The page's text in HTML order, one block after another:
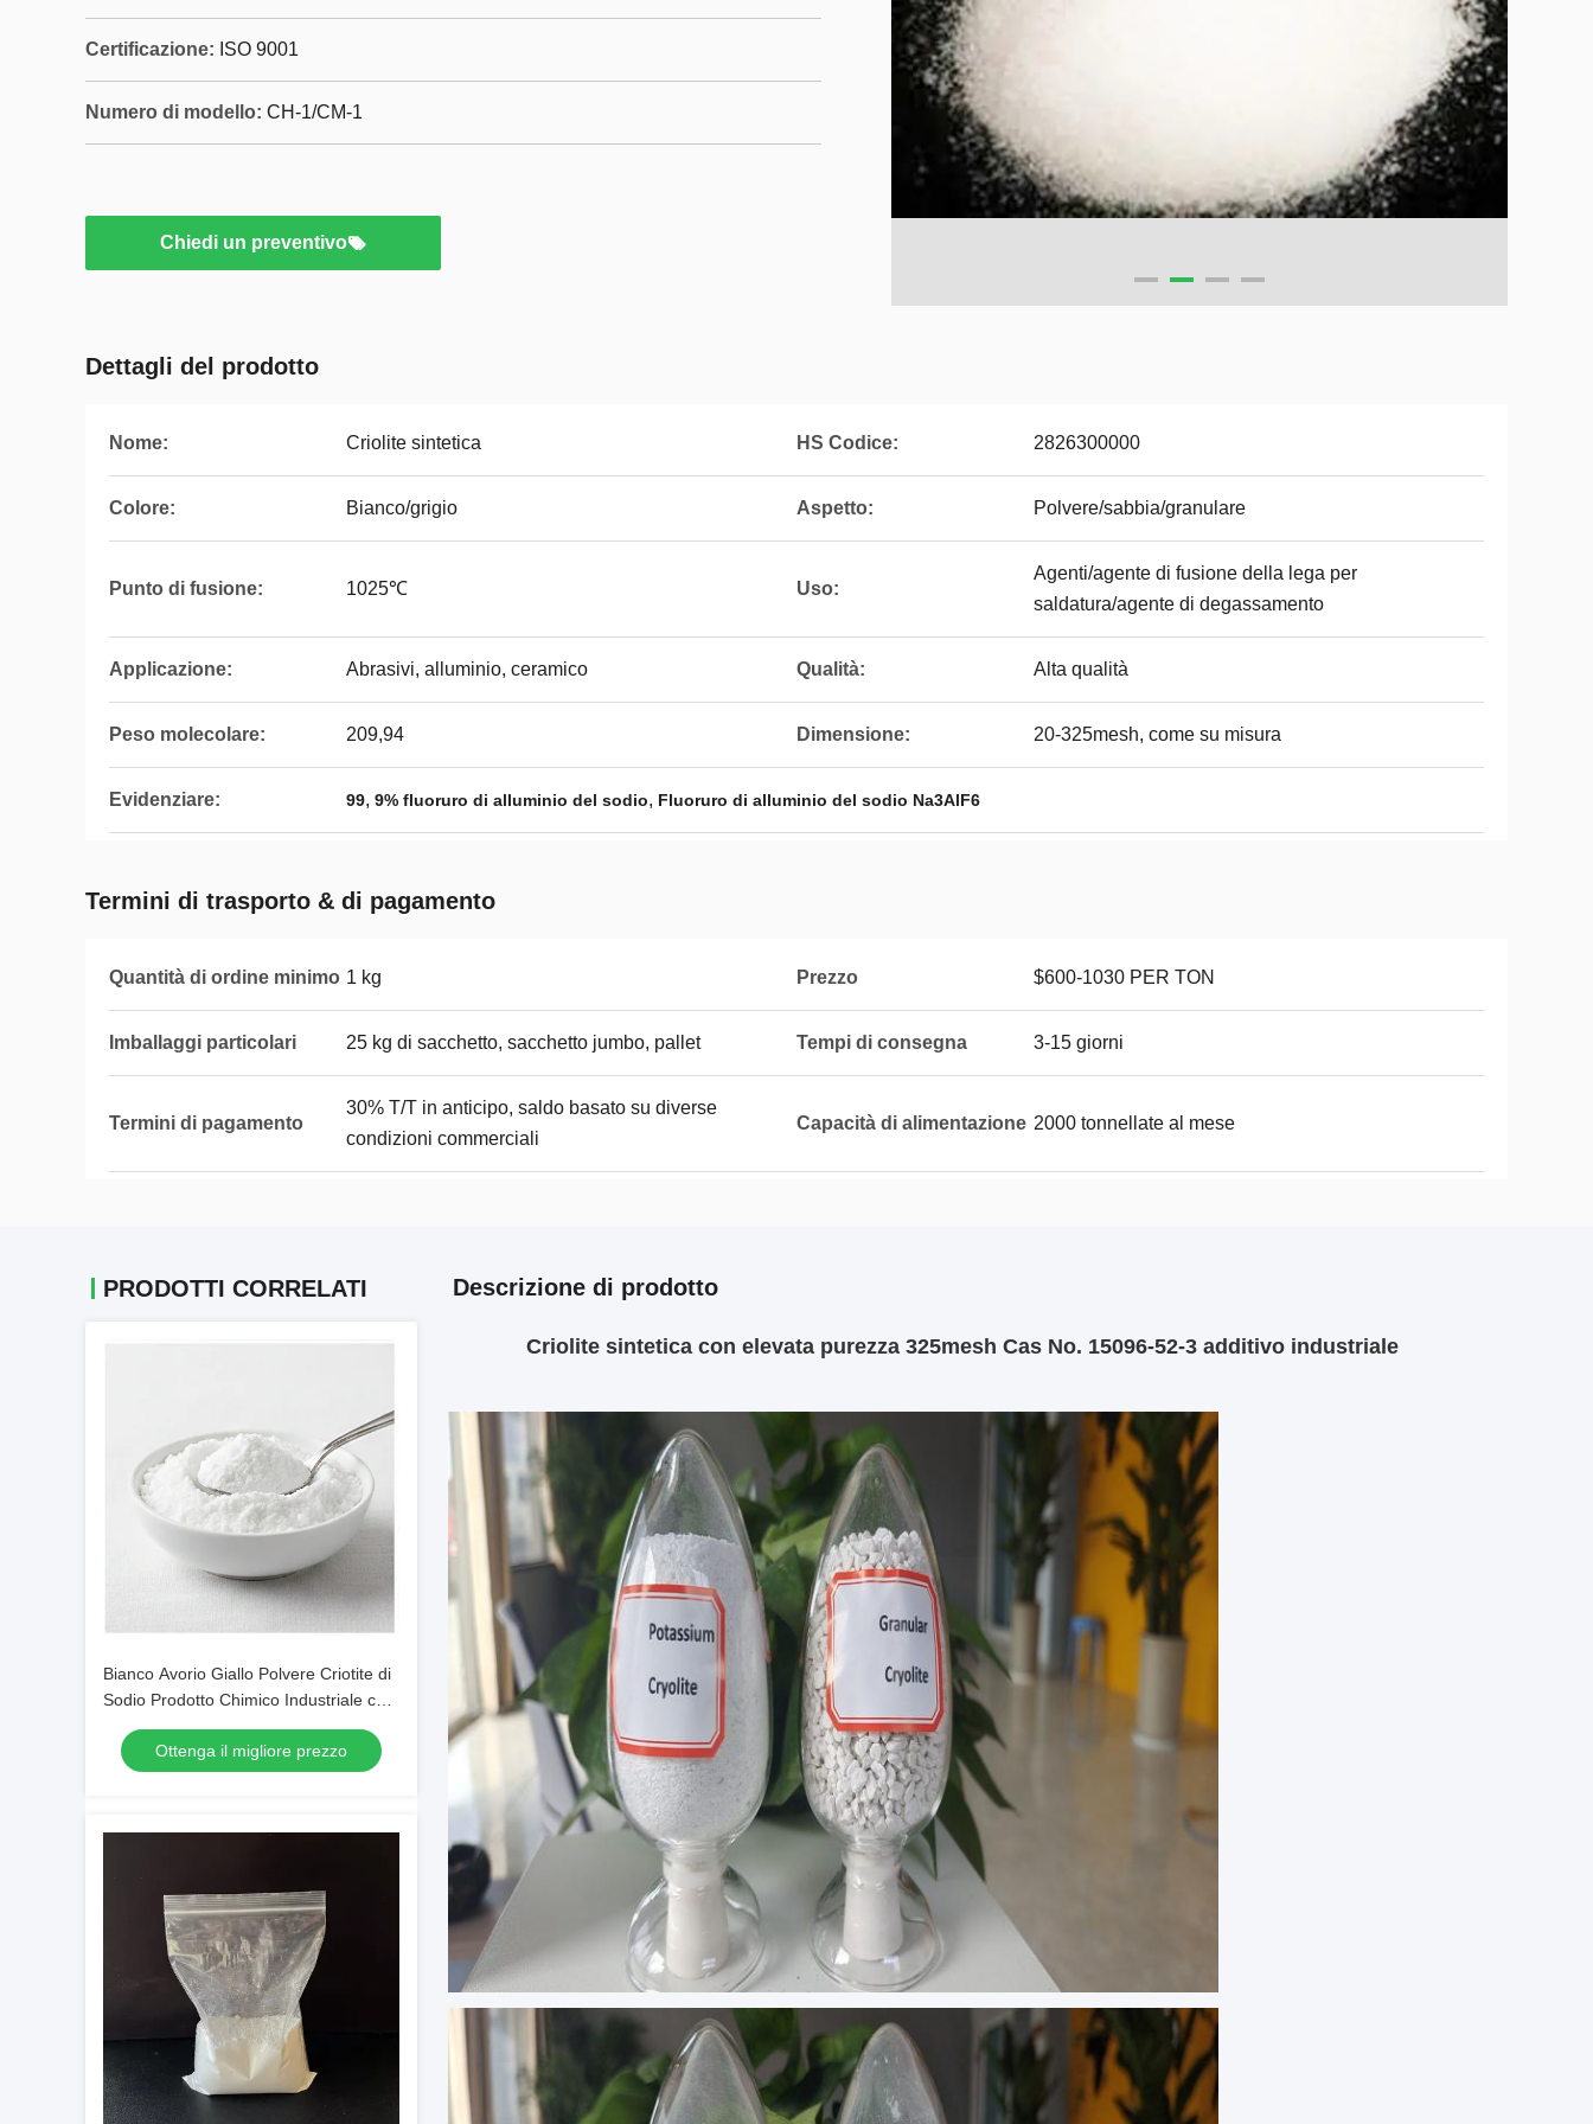
Certificazione: ISO 9001
Numero di modello: CH-1/CM-1
Chiedi un preventivo
Dettagli del prodotto
Nome: Criolite sintetica HS Codice: 2826300000
Colore: Bianco/grigio Aspetto: Polvere/sabbia/granulare
Punto di fusione: 1025℃ Uso:
Agenti/agente di fusione della lega per
saldatura/agente di degassamento
Applicazione: Abrasivi, alluminio, ceramico Qualità: Alta qualità
Peso molecolare: 209,94 Dimensione: 20-325mesh, come su misura
Evidenziare: 99, 9% fluoruro di alluminio del sodio, Fluoruro di alluminio del sodio Na3AlF6
Termini di trasporto & di pagamento
Quantità di ordine minimo 1 kg Prezzo $600-1030 PER TON
Imballaggi particolari 25 kg di sacchetto, sacchetto jumbo, pallet Tempi di consegna 3-15 giorni
Termini di pagamento
30% T/T in anticipo, saldo basato su diverse
condizioni commerciali
Capacità di alimentazione 2000 tonnellate al mese
PRODOTTI CORRELATI
Bianco Avorio Giallo Polvere Criotite di
Sodio Prodotto Chimico Industriale con
Peso Molecolare 20994
Ottenga il migliore prezzo
Descrizione di prodotto
Criolite sintetica con elevata purezza 325mesh Cas No. 15096-52-3 additivo industriale